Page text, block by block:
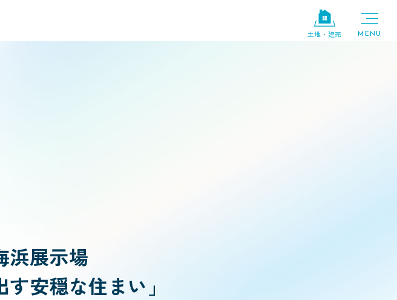
土地・建売
浜展示場
安穏な住まい」